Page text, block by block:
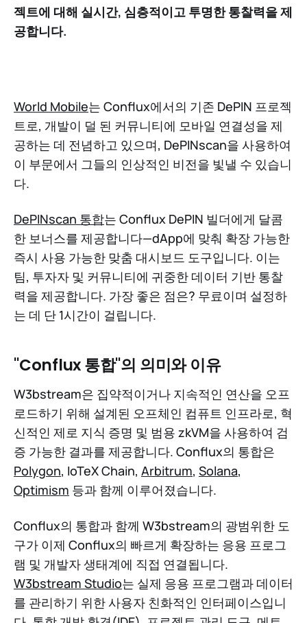
젝트에 대해 실시간, 심층적이고 투명한 통찰력을 제
공합니다.
World Mobile는 Conflux에서의 기존 DePIN 프로젝
트로, 개발이 덜 된 커뮤니티에 모바일 연결성을 제
공하는 데 전념하고 있으며, DePINscan을 사용하여
이 부문에서 그들의 인상적인 비전을 빛낼 수 있습니
다.
DePINscan 통합는 Conflux DePIN 빌더에게 달콤
한 보너스를 제공합니다—dApp에 맞춰 확장 가능한
즉시 사용 가능한 맞춤 대시보드 도구입니다. 이는
팀, 투자자 및 커뮤니티에 귀중한 데이터 기반 통찰
력을 제공합니다. 가장 좋은 점은? 무료이며 설정하
는 데 단 1시간이 걸립니다.
"Conflux 통합"의 의미와 이유
W3bstream은 집약적이거나 지속적인 연산을 오프
로드하기 위해 설계된 오프체인 컴퓨트 인프라로, 혁
신적인 제로 지식 증명 및 범용 zkVM을 사용하여 검
증 가능한 결과를 제공합니다. Conflux의 통합은
Polygon, IoTeX Chain, Arbitrum, Solana,
Optimism 등과 함께 이루어졌습니다.
Conflux의 통합과 함께 W3bstream의 광범위한 도
구가 이제 Conflux의 빠르게 확장하는 응용 프로그
램 및 개발자 생태계에 직접 연결됩니다.
W3bstream Studio는 실제 응용 프로그램과 데이터
를 관리하기 위한 사용자 친화적인 인터페이스입니